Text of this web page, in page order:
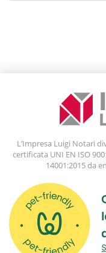
L’Impresa Luigi Notari
certificata UNI EN ISO
14001:2015 da